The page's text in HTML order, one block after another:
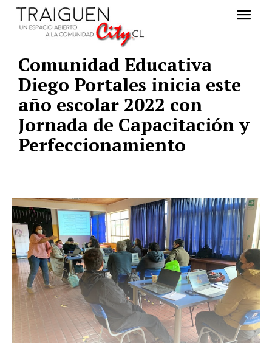
Comunidad Educativa
Diego Portales inicia este
año escolar 2022 con
Jornada de Capacitación y
Perfeccionamiento